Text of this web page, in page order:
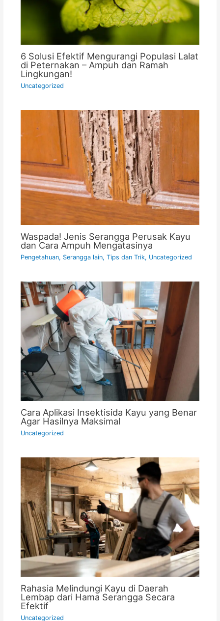
6 Solusi Efektif Mengurangi Populasi Lalat
di Peternakan – Ampuh dan Ramah
Lingkungan!
Uncategorized
Waspada! Jenis Serangga Perusak Kayu
dan Cara Ampuh Mengatasinya
Pengetahuan, Serangga lain, Tips dan Trik, Uncategorized
Cara Aplikasi Insektisida Kayu yang Benar
Agar Hasilnya Maksimal
Uncategorized
Rahasia Melindungi Kayu di Daerah
Lembap dari Hama Serangga Secara
Efektif
Uncategorized